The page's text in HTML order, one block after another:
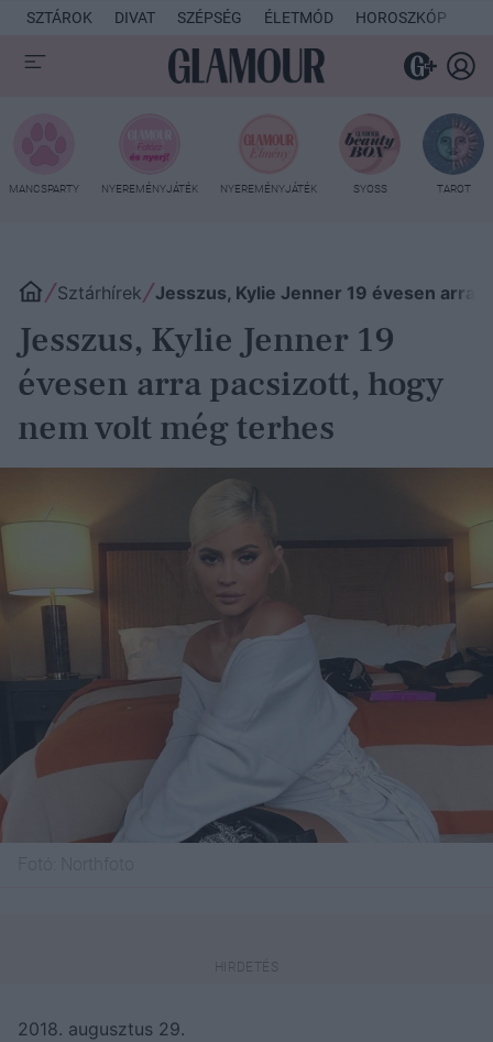
SZTÁROK DIVAT SZÉPSÉG ÉLETMÓD HOROSZKÓP
MANCSPARTY NYEREMÉNYJÁTÉK NYEREMÉNYJÁTÉK SYOSS TAROT
Sztárhírek Jesszus, Kylie Jenner 19 évesen arra
Jesszus, Kylie Jenner 19
évesen arra pacsizott, hogy
nem volt még terhes
2018. augusztus 29.